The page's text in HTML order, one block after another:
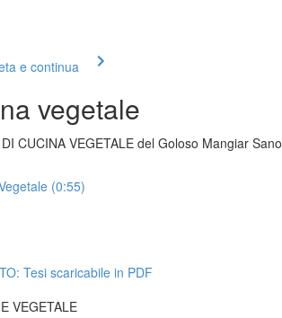
e continua
vegetale
CUCINA VEGETALE del Goloso Mangiar Sano
(0:55)
Tesi scaricabile in PDF
VEGETALE